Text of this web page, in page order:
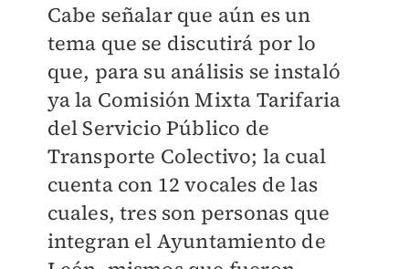
Cabe señalar que aún es un
tema que se discutirá por lo
que, para su análisis se instaló
ya la Comisión Mixta Tarifaria
del Servicio Público de
Transporte Colectivo; la cual
cuenta con 12 vocales de las
cuales, tres son personas que
integran el Ayuntamiento de